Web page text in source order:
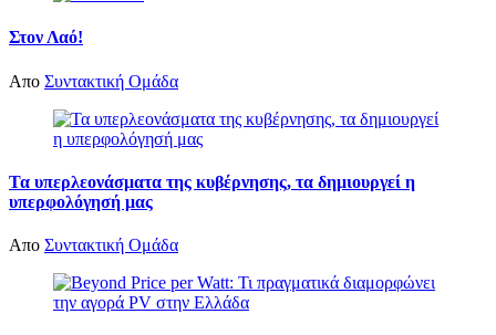
Στον Λαό!
Απο Συντακτική Ομάδα
Τα υπερλεονάσματα της κυβέρνησης, τα δημιουργεί η
υπερφολόγησή μας
Απο Συντακτική Ομάδα